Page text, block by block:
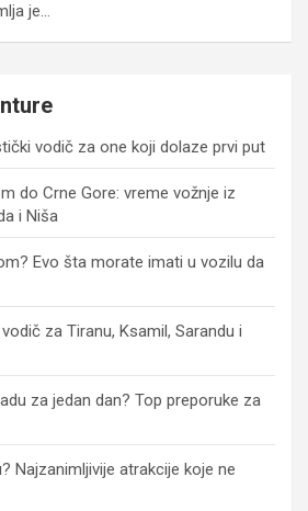
je…
vodič za one koji dolaze prvi put
do Crne Gore: vreme vožnje iz
i Niša
Evo šta morate imati u vozilu da
za Tiranu, Ksamil, Sarandu i
za jedan dan? Top preporuke za
Najzanimljivije atrakcije koje ne